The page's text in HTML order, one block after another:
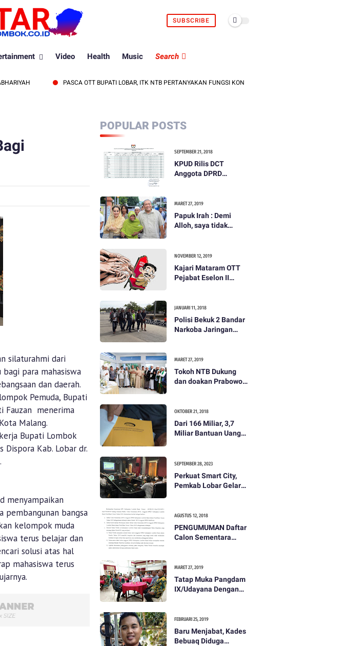
SUBSCRIBE
Video Health Music Search
PASCA OTT BUPATI LOBAR, ITK NTB PERTANYAKAN FUNGSI KONTROL DPRD DAN INSPEKTORAT
silaturahmi dari
para mahasiswa
dan daerah.
Pemuda, Bupati
Fauzan menerima
Malang.
Bupati Lombok
Dispora Kab. Lobar dr.
menyampaikan
pembangunan bangsa
kelompok muda
terus belajar dan
solusi atas hal
mahasiswa terus
POPULAR POSTS
SEPTEMBER 21, 2018
KPUD Rilis DCT
Anggota DPRD
MARET 27, 2019
Papuk Irah : Demi
Alloh, saya tidak
itu bohong
NOVEMBER 12, 2019
Kajari Mataram OTT
Pejabat Eselon II
JANUARI 11, 2018
Polisi Bekuk 2 Bandar
Narkoba Jaringan
MARET 27, 2019
Tokoh NTB Dukung
dan doakan Prabowo
OKTOBER 21, 2018
Dari 166 Miliar, 3,7
Miliar Bantuan Uang
SEPTEMBER 28, 2023
Perkuat Smart City,
Pemkab Lobar Gelar
AGUSTUS 12, 2018
PENGUMUMAN Daftar
Calon Sementara
Daerah Kabupaten
Lombok Barat Dalam
Pemilihan Umum
Tahun 2019
MARET 27, 2019
Tatap Muka Pangdam
IX/Udayana Dengan
FEBRUARI 25, 2019
Baru Menjabat, Kades
Bebuaq Diduga